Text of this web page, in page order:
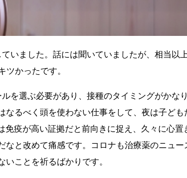
いました。話には聞いていましたが、相当以
かったです。
を選ぶ必要があり、接種のタイミングがかな
るべく頭を使わない仕事をして、夜は子ども
疫が高い証拠だと前向きに捉え、久々に心置
と改めて痛感です。コロナも治療薬のニュー
ことを祈るばかりです。